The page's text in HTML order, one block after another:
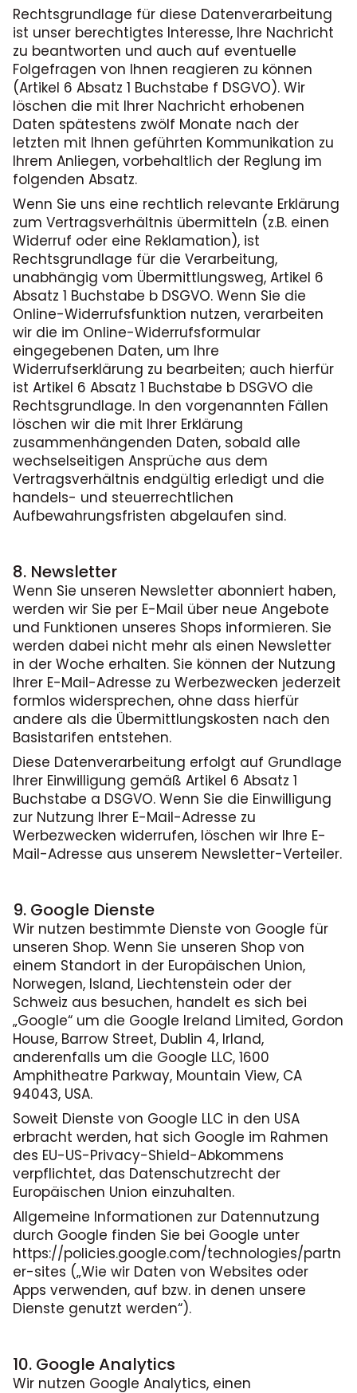
Rechtsgrundlage für diese Datenverarbeitung
ist unser berechtigtes Interesse, Ihre Nachricht
zu beantworten und auch auf eventuelle
Folgefragen von Ihnen reagieren zu können
(Artikel 6 Absatz 1 Buchstabe f DSGVO). Wir
löschen die mit Ihrer Nachricht erhobenen
Daten spätestens zwölf Monate nach der
letzten mit Ihnen geführten Kommunikation zu
Ihrem Anliegen, vorbehaltlich der Reglung im
folgenden Absatz.
Wenn Sie uns eine rechtlich relevante Erklärung
zum Vertragsverhältnis übermitteln (z.B. einen
Widerruf oder eine Reklamation), ist
Rechtsgrundlage für die Verarbeitung,
unabhängig vom Übermittlungsweg, Artikel 6
Absatz 1 Buchstabe b DSGVO. Wenn Sie die
Online-Widerrufsfunktion nutzen, verarbeiten
wir die im Online-Widerrufsformular
eingegebenen Daten, um Ihre
Widerrufserklärung zu bearbeiten; auch hierfür
ist Artikel 6 Absatz 1 Buchstabe b DSGVO die
Rechtsgrundlage. In den vorgenannten Fällen
löschen wir die mit Ihrer Erklärung
zusammenhängenden Daten, sobald alle
wechselseitigen Ansprüche aus dem
Vertragsverhältnis endgültig erledigt und die
handels- und steuerrechtlichen
Aufbewahrungsfristen abgelaufen sind.
8. Newsletter
Wenn Sie unseren Newsletter abonniert haben,
werden wir Sie per E-Mail über neue Angebote
und Funktionen unseres Shops informieren. Sie
werden dabei nicht mehr als einen Newsletter
in der Woche erhalten. Sie können der Nutzung
Ihrer E-Mail-Adresse zu Werbezwecken jederzeit
formlos widersprechen, ohne dass hierfür
andere als die Übermittlungskosten nach den
Basistarifen entstehen.
Diese Datenverarbeitung erfolgt auf Grundlage
Ihrer Einwilligung gemäß Artikel 6 Absatz 1
Buchstabe a DSGVO. Wenn Sie die Einwilligung
zur Nutzung Ihrer E-Mail-Adresse zu
Werbezwecken widerrufen, löschen wir Ihre E-
Mail-Adresse aus unserem Newsletter-Verteiler.
9. Google Dienste
Wir nutzen bestimmte Dienste von Google für
unseren Shop. Wenn Sie unseren Shop von
einem Standort in der Europäischen Union,
Norwegen, Island, Liechtenstein oder der
Schweiz aus besuchen, handelt es sich bei
„Google“ um die Google Ireland Limited, Gordon
House, Barrow Street, Dublin 4, Irland,
anderenfalls um die Google LLC, 1600
Amphitheatre Parkway, Mountain View, CA
94043, USA.
Soweit Dienste von Google LLC in den USA
erbracht werden, hat sich Google im Rahmen
des EU-US-Privacy-Shield-Abkommens
verpflichtet, das Datenschutzrecht der
Europäischen Union einzuhalten.
Allgemeine Informationen zur Datennutzung
durch Google finden Sie bei Google unter
https://policies.google.com/technologies/partn
er-sites („Wie wir Daten von Websites oder
Apps verwenden, auf bzw. in denen unsere
Dienste genutzt werden“).
10. Google Analytics
Wir nutzen Google Analytics, einen